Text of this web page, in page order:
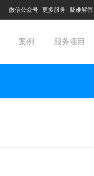
微信公众号 更多服务 疑难解答
案例 服务项目